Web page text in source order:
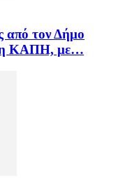
από τον Δήμο
ΚΑΠΗ, με…